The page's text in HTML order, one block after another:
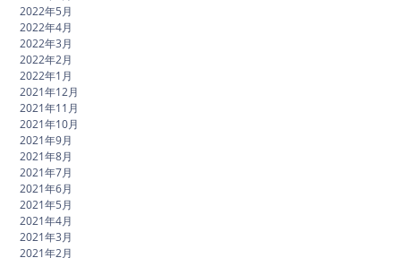
2022年5月
2022年4月
2022年3月
2022年2月
2022年1月
2021年12月
2021年11月
2021年10月
2021年9月
2021年8月
2021年7月
2021年6月
2021年5月
2021年4月
2021年3月
2021年2月